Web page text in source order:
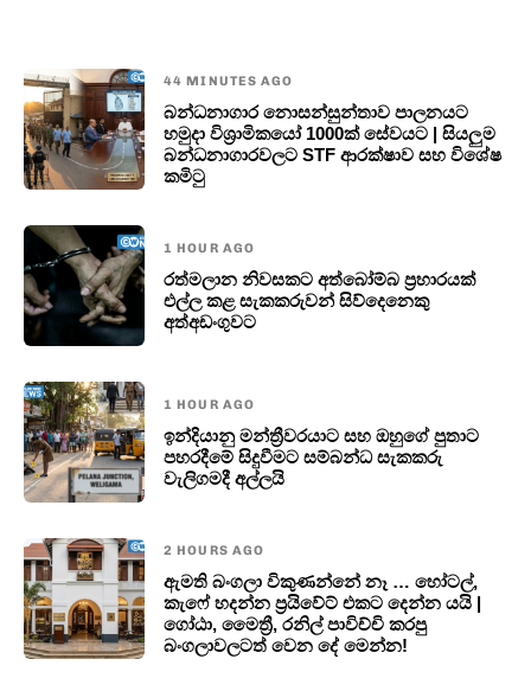
44 MINUTES AGO
බන්ධනාගාර නොසන්සුන්තාව පාලනයට
හමුදා විශ්‍රාමිකයෝ 1000ක් සේවයට | සියලුම
බන්ධනාගාරවලට STF ආරක්ෂාව සහ විශේෂ
කමිටු
1 HOUR AGO
රත්මලාන නිවසකට අත්බෝම්බ ප්‍රහාරයක්
එල්ල කළ සැකකරුවන් සිව්දෙනෙකු
අත්අඩංගුවට
1 HOUR AGO
ඉන්දියානු මන්ත්‍රීවරයාට සහ ඔහුගේ පුතාට
පහරදීමේ සිදුවීමට සම්බන්ධ සැකකරු
වැලිගමදී අල්ලයි
2 HOURS AGO
ඇමති බංගලා විකුණන්නේ නෑ … හෝටල්,
කැෆේ හදන්න ප්‍රයිවේට් එකට දෙන්න යයි |
ගෝඨා, මෛත්‍රී, රනිල් පාවිච්චි කරපු
බංගලාවලටත් වෙන දේ මෙන්න!